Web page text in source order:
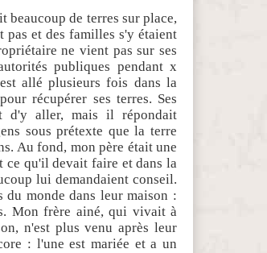
de terres sur place,
et des familles s'y étaient
ne vient pas sur ses
publiques pendant x
allé plusieurs fois dans la
récupérer ses terres. Ses
d'y aller, mais il répondait
sous prétexte que la terre
Au fond, mon père était une
qu'il devait faire et dans la
lui demandaient conseil.
monde dans leur maison :
Mon frère ainé, qui vivait à
n'est plus venu après leur
: l'une est mariée et a un